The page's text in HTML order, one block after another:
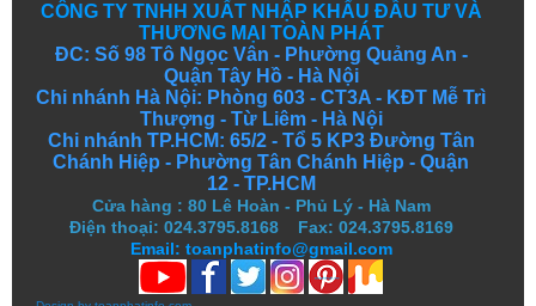
CÔNG TY TNHH XUẤT NHẬP KHẨU ĐẦU TƯ VÀ
THƯƠNG MẠI TOÀN PHÁT
ĐC: Số 98 Tô Ngọc Vân - Phường Quảng An -
Quận Tây Hồ - Hà Nội
Chi nhánh Hà Nội: Phòng 603 - CT3A - KĐT Mễ Trì
Thượng - Từ Liêm - Hà Nội
Chi nhánh TP.HCM: 65/2 - Tổ 5 KP3 Đường Tân
Chánh Hiệp - Phường Tân Chánh Hiệp - Quận
12 - TP.HCM
Cửa hàng : 80 Lê Hoàn - Phủ Lý - Hà Nam
Điện thoại: 024.3795.8168 Fax: 024.3795.8169
Email: toanphatinfo@gmail.com